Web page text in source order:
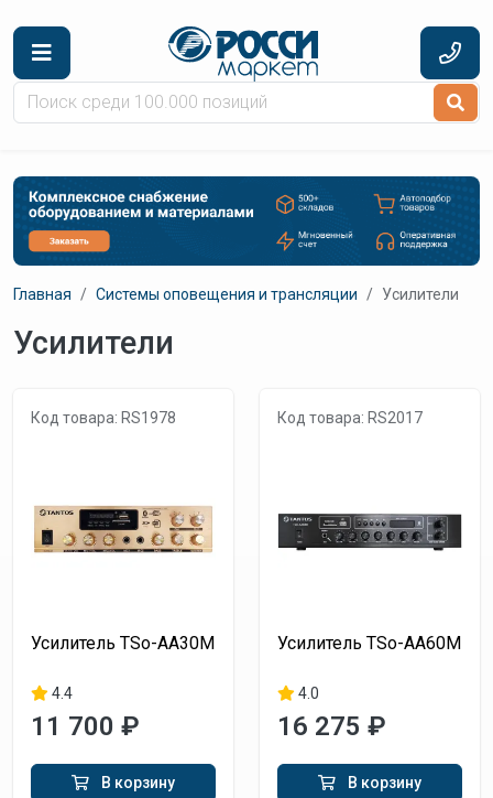
Главная Системы оповещения и трансляции Усилители
Усилители
Код товара: RS1978
Усилитель TSo-AA30M
4.4
11 700 ₽
В корзину
Код товара: RS2017
Усилитель TSo-AA60M
4.0
16 275 ₽
В корзину